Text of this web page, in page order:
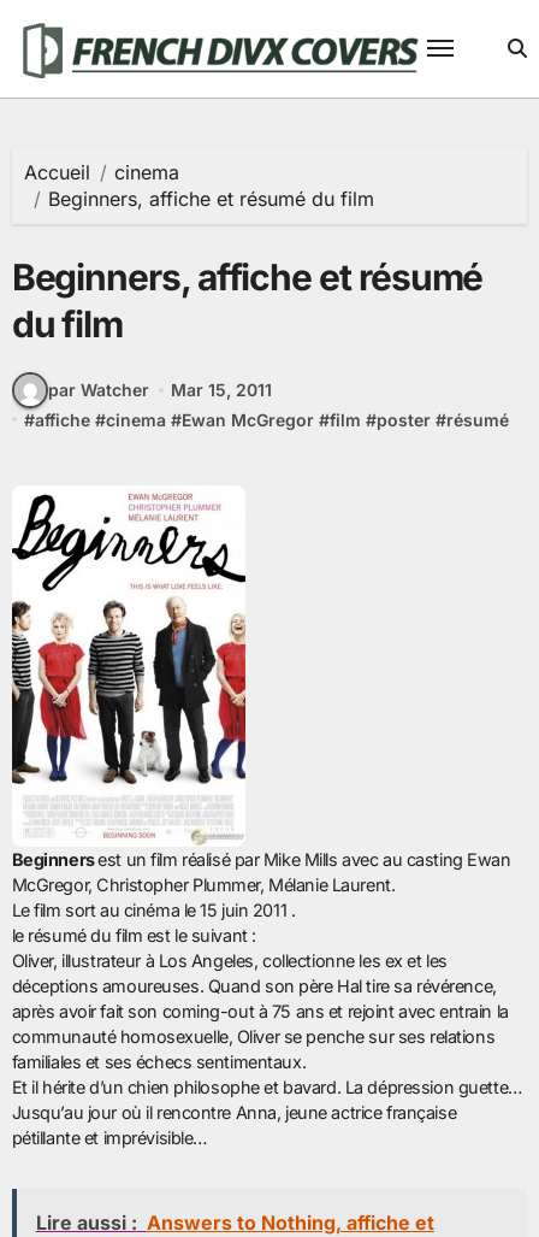
contenu
Accueil
cinema
Beginners, affiche et résumé du film
Beginners, affiche et résumé
du film
par Watcher
Mar 15, 2011
#affiche #cinema #Ewan McGregor #film #poster #résumé
Beginnersest un film réalisé par Mike Mills avec au casting Ewan
McGregor, Christopher Plummer, Mélanie Laurent.
Le film sort au cinéma le 15 juin 2011 .
le résumé du film est le suivant :
Oliver, illustrateur à Los Angeles, collectionne les ex et les
déceptions amoureuses. Quand son père Hal tire sa révérence,
après avoir fait son coming-out à 75 ans et rejoint avec entrain la
communauté homosexuelle, Oliver se penche sur ses relations
familiales et ses échecs sentimentaux.
Et il hérite d’un chien philosophe et bavard. La dépression guette…
Jusqu’au jour où il rencontre Anna, jeune actrice française
pétillante et imprévisible…
Lire aussi : Answers to Nothing, affiche et